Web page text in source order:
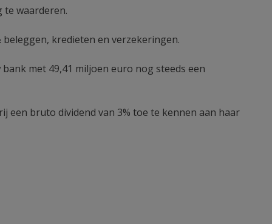
te waarderen.
kredieten en verzekeringen.
met 49,41 miljoen euro nog steeds een
een bruto dividend van 3% toe te kennen aan haar